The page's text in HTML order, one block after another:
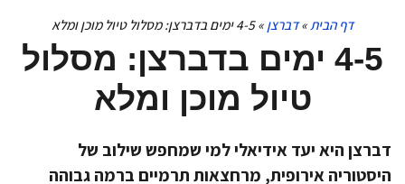
דף הבית»דברצן»4-5 ימים בדברצן: מסלול טיול מוכן ומלא
4-5 ימים בדברצן: מסלול
טיול מוכן ומלא
היא יעד אידיאלי למי שמחפש שילוב של
אירופית, מרחצאות תרמיים ברמה גבוהה